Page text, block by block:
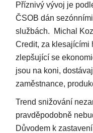
Příznivý vývoj je
ČSOB dán
službách. Michal
Credit, za klesajícími
zlepšující se
jsou na koni,
zaměstnance,
Trend snižování
pravděpodobně
Důvodem k